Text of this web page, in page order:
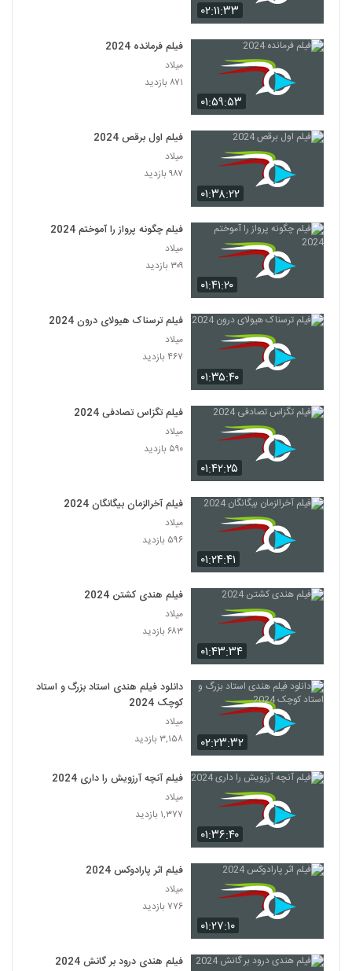
۰۲:۱۱:۳۳
۰۱:۵۹:۵۳
فیلم فرمانده 2024
میلاد
۸۷۱ بازدید
۰۱:۳۸:۲۲
فیلم اول برقص 2024
میلاد
۹۸۷ بازدید
۰۱:۴۱:۲۰
فیلم چگونه پرواز را آموختم 2024
میلاد
۳۰۹ بازدید
۰۱:۳۵:۴۰
فیلم ترسناک هیولای درون 2024
میلاد
۴۶۷ بازدید
۰۱:۴۲:۲۵
فیلم تگزاس تصادفی 2024
میلاد
۵۹۰ بازدید
۰۱:۲۴:۴۱
فیلم آخرالزمان بیگانگان 2024
میلاد
۵۹۶ بازدید
۰۱:۴۳:۳۴
فیلم هندی کشتن 2024
میلاد
۶۸۳ بازدید
۰۲:۲۳:۳۲
دانلود فیلم هندی استاد بزرگ و استاد
کوچک 2024
میلاد
۳,۱۵۸ بازدید
۰۱:۳۶:۴۰
فیلم آنچه آرزویش را داری 2024
میلاد
۱,۳۷۷ بازدید
۰۱:۲۷:۱۰
فیلم اثر پارادوکس 2024
میلاد
۷۷۶ بازدید
فیلم هندی درود بر گانش 2024